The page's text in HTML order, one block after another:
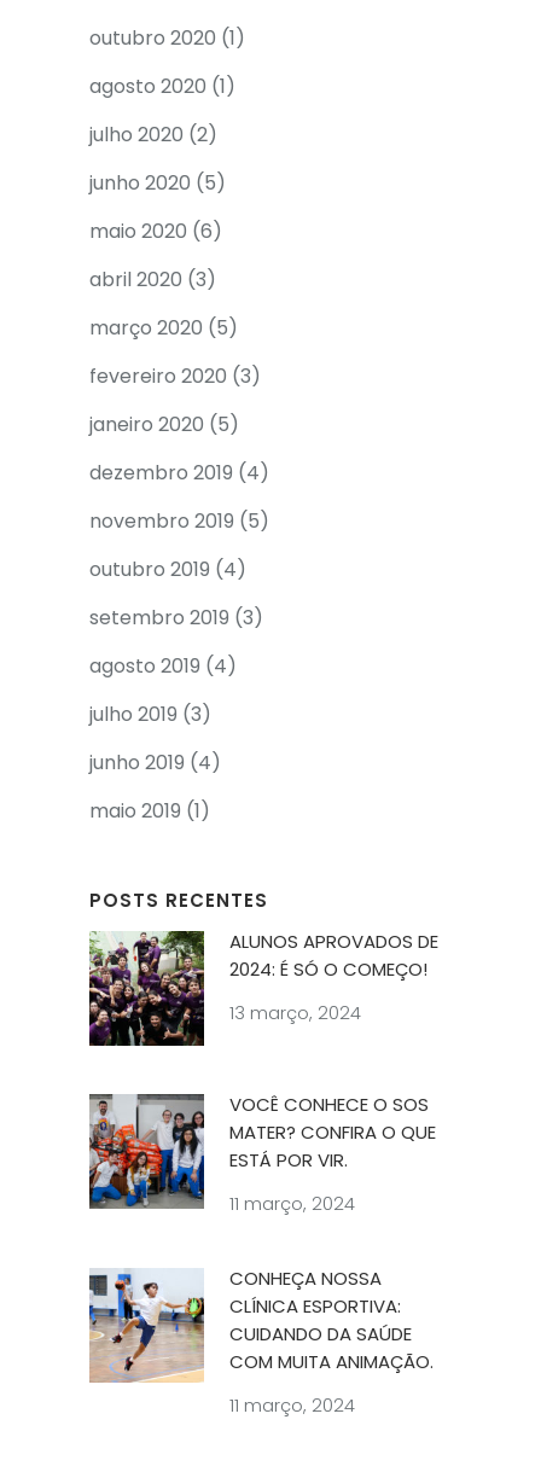
outubro 2020 (1)
agosto 2020 (1)
julho 2020 (2)
junho 2020 (5)
maio 2020 (6)
abril 2020 (3)
março 2020 (5)
fevereiro 2020 (3)
janeiro 2020 (5)
dezembro 2019 (4)
novembro 2019 (5)
outubro 2019 (4)
setembro 2019 (3)
agosto 2019 (4)
julho 2019 (3)
junho 2019 (4)
maio 2019 (1)
POSTS RECENTES
ALUNOS APROVADOS DE
2024: É SÓ O COMEÇO!
13 março, 2024
VOCÊ CONHECE O SOS
MATER? CONFIRA O QUE
ESTÁ POR VIR.
11 março, 2024
CONHEÇA NOSSA
CLÍNICA ESPORTIVA:
CUIDANDO DA SAÚDE
COM MUITA ANIMAÇÃO.
11 março, 2024